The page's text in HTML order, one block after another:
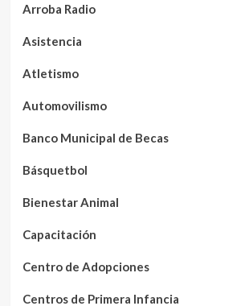
Arroba Radio
Asistencia
Atletismo
Automovilismo
Banco Municipal de Becas
Básquetbol
Bienestar Animal
Capacitación
Centro de Adopciones
Centros de Primera Infancia